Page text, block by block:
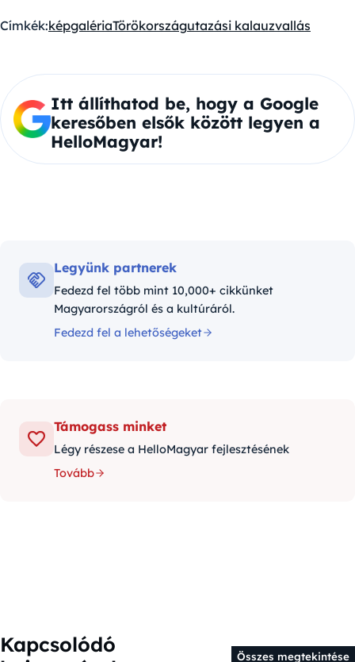
Címkék:képgalériaTörökországutazási kalauzvallás
Itt állíthatod be, hogy a Google
keresőben elsők között legyen a
HelloMagyar!
Legyünk partnerek
Fedezd fel több mint 10,000+ cikkünket
Magyarországról és a kultúráról.
Fedezd fel a lehetőségeket
Támogass minket
Légy részese a HelloMagyar fejlesztésének
Tovább
Kapcsolódó
Összes megtekintése